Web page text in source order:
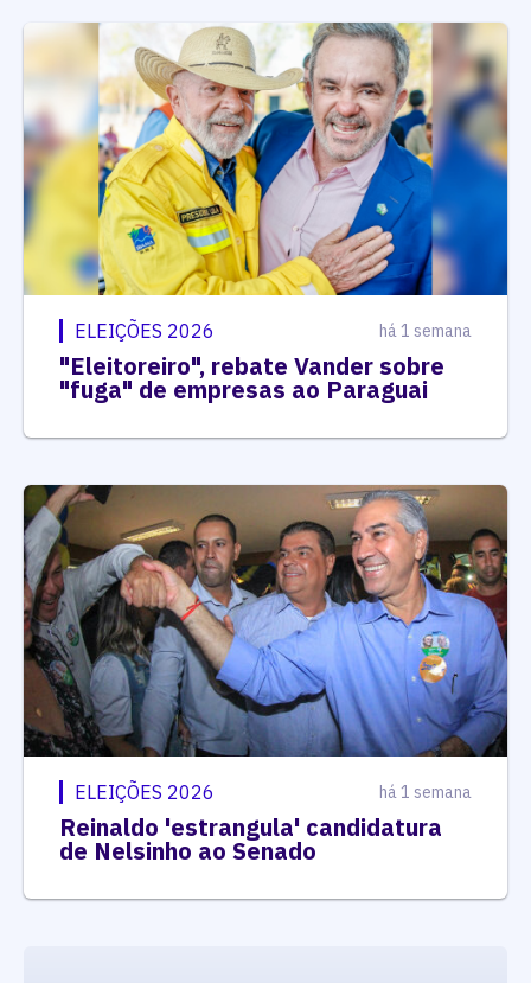
ELEIÇÕES 2026 há 1 semana
"Eleitoreiro", rebate Vander sobre
"fuga" de empresas ao Paraguai
ELEIÇÕES 2026 há 1 semana
Reinaldo 'estrangula' candidatura
de Nelsinho ao Senado